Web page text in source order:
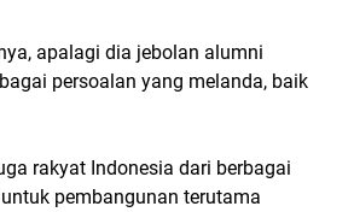
apalagi dia jebolan alumni
persoalan yang melanda, baik
rakyat Indonesia dari berbagai
pembangunan terutama